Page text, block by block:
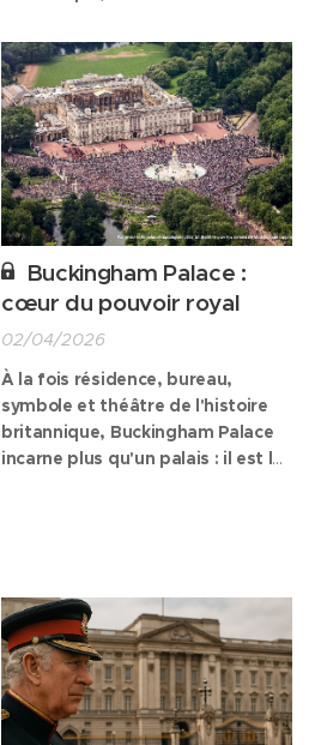
montant exact des impôts qu'il
verse sur ses revenus privés. Son
fils, le prince William, a adopté la
même démarche. Présentée
comme une nouvelle étape dans
la modernisation de la Couronne,
cette...
Buckingham Palace :
cœur du pouvoir royal
02/04/2026
À la fois résidence, bureau,
symbole et théâtre de l'histoire
britannique, Buckingham Palace
incarne plus qu'un palais : il est la
centre diplomatique et
institutionnel, retour sur
l'évolution d'un...